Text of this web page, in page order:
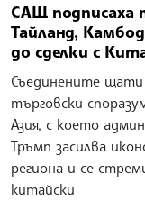
САЩ подписаха
Тайланд,
до сделки с
Съединените щати
търговски
Азия, с което
Тръмп засилва
региона и се
китайски